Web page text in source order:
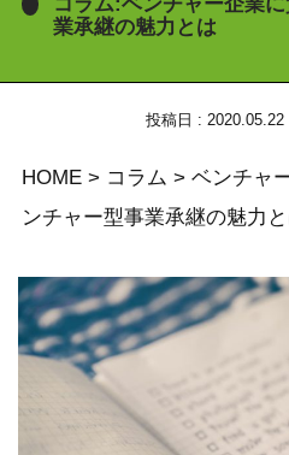
コラム:ベンチャー企業
業承継の魅力とは
投稿日 : 2020.05.22
HOME> コラム > ベンチャ
ンチャー型事業承継の魅力